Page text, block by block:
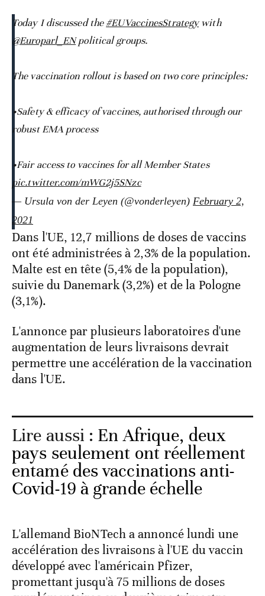
Today I discussed the#EUVaccinesStrategywith
@Europarl_ENpolitical groups.
The vaccination rollout is based on two core principles:
•Safety & efficacy of vaccines, authorised through our
robust EMA process
•Fair access to vaccines for all Member States
pic.twitter.com/mWG2j5SNzc
— Ursula von der Leyen (@vonderleyen) February 2,
2021
Dans l'UE, 12,7 millions de doses de vaccins
ont été administrées à 2,3% de la population.
Malte est en tête (5,4% de la population),
suivie du Danemark (3,2%) et de la Pologne
(3,1%).
L'annonce par plusieurs laboratoires d'une
augmentation de leurs livraisons devrait
permettre une accélération de la vaccination
dans l'UE.
Lire aussi : En Afrique, deux
pays seulement ont réellement
entamé des vaccinations anti-
Covid-19 à grande échelle
L'allemand BioNTech a annoncé lundi une
accélération des livraisons à l'UE du vaccin
développé avec l'américain Pfizer,
promettant jusqu'à 75 millions de doses